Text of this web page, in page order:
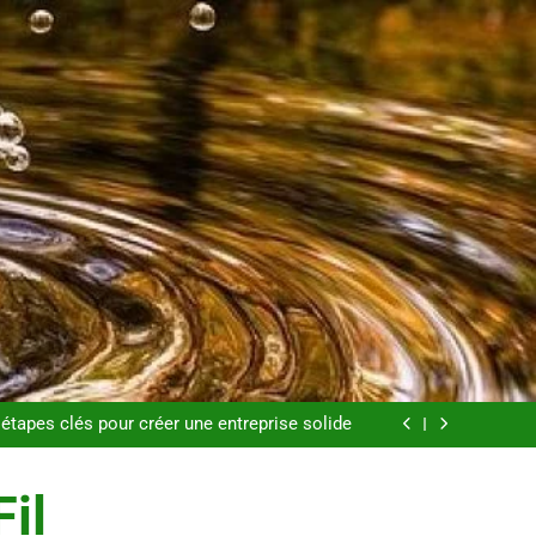
perdre du poids rapidement et durable
mode qui reviennent chaque année
étapes clés pour créer une entreprise solide
aux substituts de repas : guide et conseils
clés pour créer une entreprise solide
aux substituts de repas : guide et conseils